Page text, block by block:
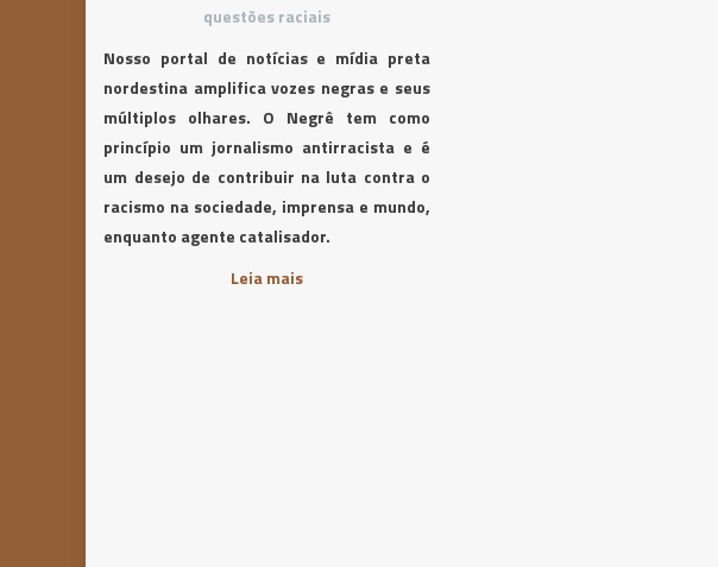
questões raciais
Nosso portal de notícias e mídia preta
nordestina amplifica vozes negras e seus
múltiplos olhares. O Negrê tem como
princípio um jornalismo antirracista e é
um desejo de contribuir na luta contra o
racismo na sociedade, imprensa e mundo,
enquanto agente catalisador.
Leia mais